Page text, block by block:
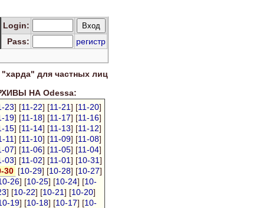
Login:
Pass:
регистр
для частных лиц
НА Odessa:
23] [11-22] [11-21] [11-20]
19] [11-18] [11-17] [11-16]
15] [11-14] [11-13] [11-12]
11] [11-10] [11-09] [11-08]
07] [11-06] [11-05] [11-04]
03] [11-02] [11-01] [10-31]
30 [10-29] [10-28] [10-27]
26] [10-25] [10-24] [10-
] [10-22] [10-21] [10-20]
19] [10-18] [10-17] [10-